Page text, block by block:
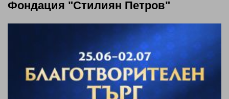
Фондация "Стилиян Петров"